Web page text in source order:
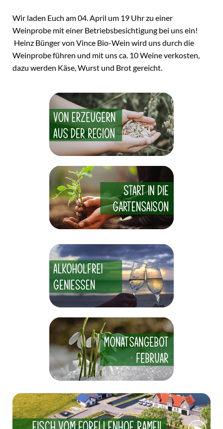
Wir laden Euch am 04. April um 19 Uhr zu einer
Weinprobe mit einer Betriebsbesichtigung bei uns ein!
Heinz Bünger von Vince Bio-Wein wird uns durch die
Weinprobe führen und mit uns ca. 10 Weine verkosten,
dazu werden Käse, Wurst und Brot gereicht.